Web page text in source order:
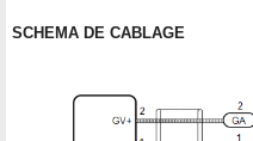
SCHEMA DE CABLAGE